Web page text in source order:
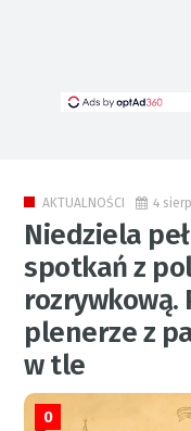
AKTUALNOŚCI 4
Niedziela
spotkań z
rozrywkową.
plenerze z
w tle
0